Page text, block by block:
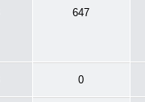
647
0